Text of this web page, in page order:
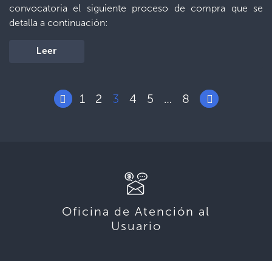
convocatoria el siguiente proceso de compra que se
detalla a continuación:
Leer
1 2 3 4 5 … 8
Oficina de Atención al
Usuario